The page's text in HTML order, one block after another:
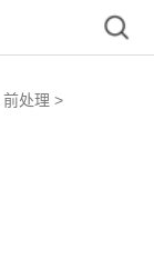
前处理 >